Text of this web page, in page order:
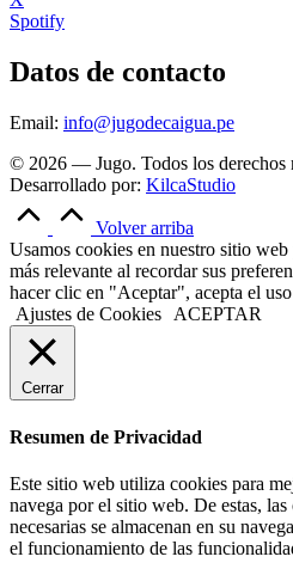
Spotify
Datos de contacto
Email: info@jugodecaigua.pe
© 2026 — Jugo. Todos los derechos
Desarrollado por: KilcaStudio
Volver arriba
Usamos cookies en nuestro sitio
más relevante al recordar sus
hacer clic en "Aceptar", acepta el
Ajustes de Cookies
ACEPTAR
Cerrar
Resumen de Privacidad
Este sitio web utiliza cookies para
navega por el sitio web. De estas,
necesarias se almacenan en su
el funcionamiento de las